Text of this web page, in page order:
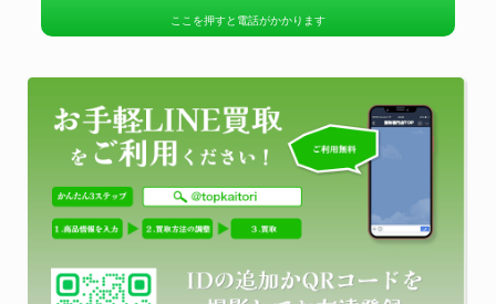
ここを押すと電話がかかります